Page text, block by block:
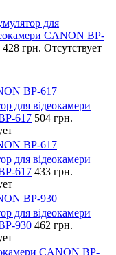
для
CANON BP-
428 грн. Отсутствует
BP-617
для відеокамери
617 504 грн.
BP-617
для відеокамери
617 433 грн.
BP-930
для відеокамери
930 462 грн.
CANON BP-